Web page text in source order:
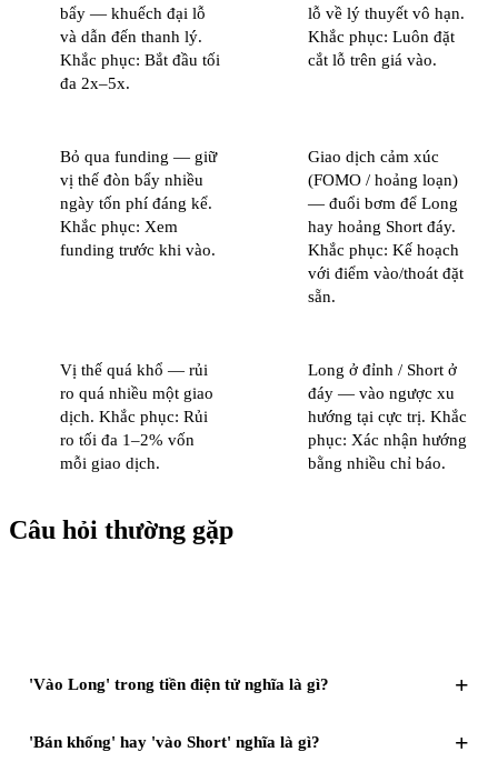
bẩy — khuếch đại lỗ
và dẫn đến thanh lý.
Khắc phục: Bắt đầu tối
đa 2x–5x.
lỗ về lý thuyết vô hạn.
Khắc phục: Luôn đặt
cắt lỗ trên giá vào.
Bỏ qua funding — giữ
vị thế đòn bẩy nhiều
ngày tốn phí đáng kể.
Khắc phục: Xem
funding trước khi vào.
Giao dịch cảm xúc
(FOMO / hoảng loạn)
— đuổi bơm để Long
hay hoảng Short đáy.
Khắc phục: Kế hoạch
với điểm vào/thoát đặt
sẵn.
Vị thế quá khổ — rủi
ro quá nhiều một giao
dịch. Khắc phục: Rủi
ro tối đa 1–2% vốn
mỗi giao dịch.
Long ở đỉnh / Short ở
đáy — vào ngược xu
hướng tại cực trị. Khắc
phục: Xác nhận hướng
bằng nhiều chỉ báo.
Câu hỏi thường gặp
'Vào Long' trong tiền điện tử nghĩa là gì? +
'Bán khống' hay 'vào Short' nghĩa là gì? +